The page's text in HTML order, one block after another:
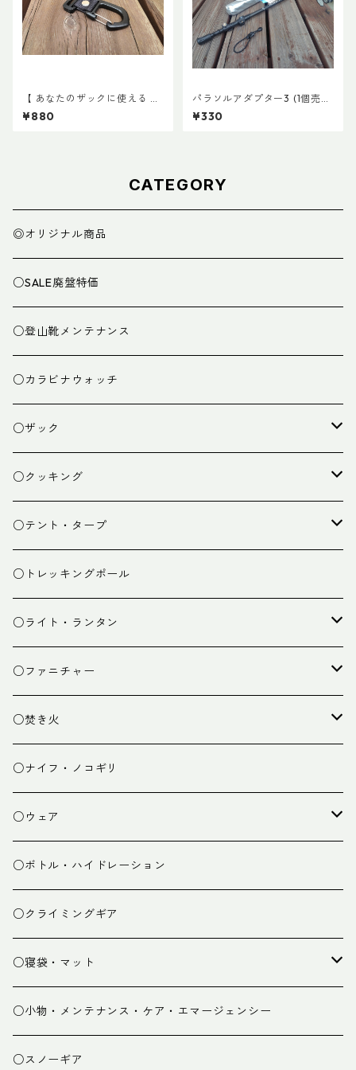
【 あなたのザックに使える 】
キャッチ7
¥880
パラソルアダプター3 (1個売
り)
¥330
CATEGORY
◎オリジナル商品
○SALE廃盤特価
○登山靴メンテナンス
○カラビナウォッチ
○ザック
ザック
スタッフバッグ
ザック小物
○クッキング
クッカー
バーナー
カトラリー
クッキング小物
○テント・タープ
テント
タープ
ペグ・ハンマー・小物
○トレッキングポール
○ライト・ランタン
ライト
ランタン
○ファニチャー
テーブル
チェア
○焚き火
焚き火台
焚き火小物
○ナイフ・ノコギリ
○ウェア
ミドルレイヤー
ベースレイヤー
パンツ
グローブ
スパッツ・ゲイター
○ボトル・ハイドレーション
○クライミングギア
○寝袋・マット
寝袋
マット
○小物・メンテナンス・ケア・エマージェンシー
○スノーギア